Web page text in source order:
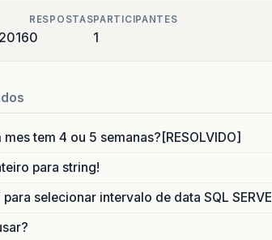
RESPOSTAS
0
PARTICIPANTES
1
tem 4 ou 5 semanas?[RESOLVIDO]
para string!
selecionar intervalo de data SQL